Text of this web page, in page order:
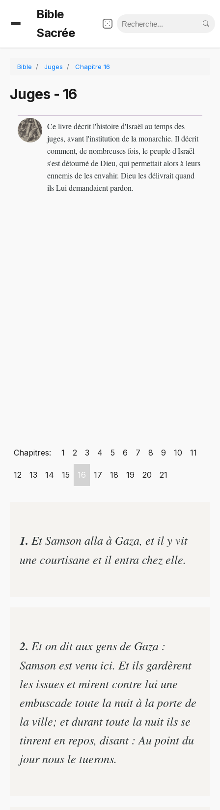
Bible
Sacrée
Bible Juges Chapitre 16
Juges - 16
Ce livre décrit l'histoire d'Israël au temps des
juges, avant l'institution de la monarchie. Il décrit
comment, de nombreuses fois, le peuple d'Israël
s'est détourné de Dieu, qui permettait alors à leurs
ennemis de les envahir. Dieu les délivrait quand
ils Lui demandaient pardon.
Chapitres: 1 2 3 4 5 6 7 8 9 10 11
12 13 14 15 16 17 18 19 20 21
1. Et Samson alla à Gaza, et il y vit
une courtisane et il entra chez elle.
2. Et on dit aux gens de Gaza :
Samson est venu ici. Et ils gardèrent
les issues et mirent contre lui une
embuscade toute la nuit à la porte de
la ville; et durant toute la nuit ils se
tinrent en repos, disant : Au point du
jour nous le tuerons.